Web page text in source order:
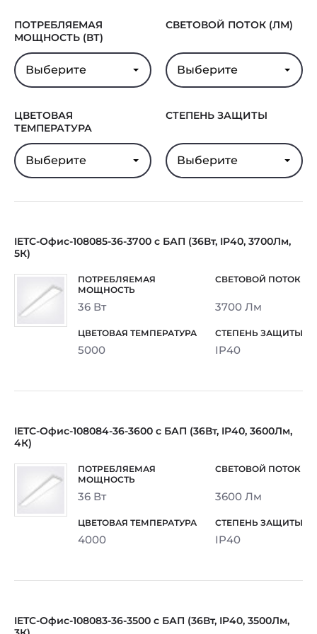
ПОТРЕБЛЯЕМАЯ
МОЩНОСТЬ (ВТ)
Выберите
СВЕТОВОЙ ПОТОК (ЛМ)
Выберите
ЦВЕТОВАЯ
ТЕМПЕРАТУРА
Выберите
СТЕПЕНЬ ЗАЩИТЫ
Выберите
IETC-Офис-108085-36-3700 с БАП (36Вт, IP40, 3700Лм,
5К)
36 Вт 3700 Лм
5000 IP40
IETC-Офис-108084-36-3600 с БАП (36Вт, IP40, 3600Лм,
4К)
36 Вт 3600 Лм
4000 IP40
IETC-Офис-108083-36-3500 с БАП (36Вт, IP40, 3500Лм,